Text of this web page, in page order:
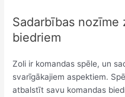
Sadarbības nozīme
biedriem
Zoli ir komandas spēle, un
svarīgākajiem aspektiem.
atbalstīt savu komandas